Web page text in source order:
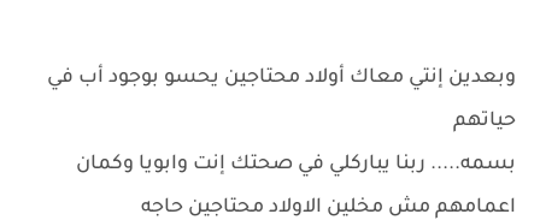
وبعدين إنتي معاك أولاد محتاجين يحسو بوجود أب في
حياتهم
بسمه..... ربنا يباركلي في صحتك إنت وابويا وكمان
اعمامهم مش مخلين الاولاد محتاجين حاجه